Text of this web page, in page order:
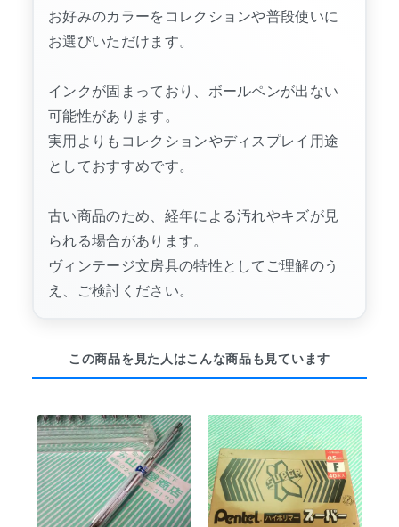
お好みのカラーをコレクションや普段使いに
お選びいただけます。
インクが固まっており、ボールペンが出ない
可能性があります。
実用よりもコレクションやディスプレイ用途
としておすすめです。
古い商品のため、経年による汚れやキズが見
られる場合があります。
ヴィンテージ文房具の特性としてご理解のう
え、ご検討ください。
この商品を見た人はこんな商品も見ています